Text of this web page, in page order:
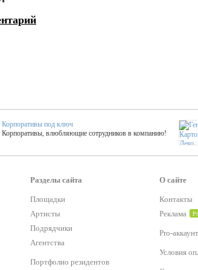
Корпоративы под ключ
Корпоративы, влюбляющие сотрудников в компанию!
Более 420 мастер-классов на выезде на мероприятие!
классы
25 активностей! Смета за 15 минут!
Букинг
Разделы сайта
Площадки
Артисты
Подрядчики
Агентства
Портфолио резидентов
О сайте
Контакты
Реклама
Pro-аккаунт
Условия